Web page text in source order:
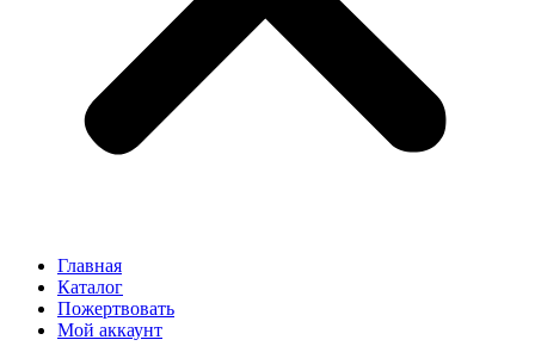
Главная
Каталог
Пожертвовать
Мой аккаунт